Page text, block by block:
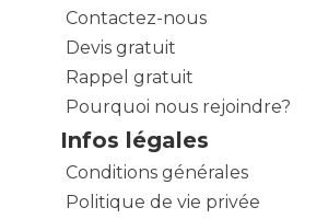
Contactez-nous
Devis gratuit
Rappel gratuit
Pourquoi nous rejoindre?
Infos légales
Conditions générales
Politique de vie privée